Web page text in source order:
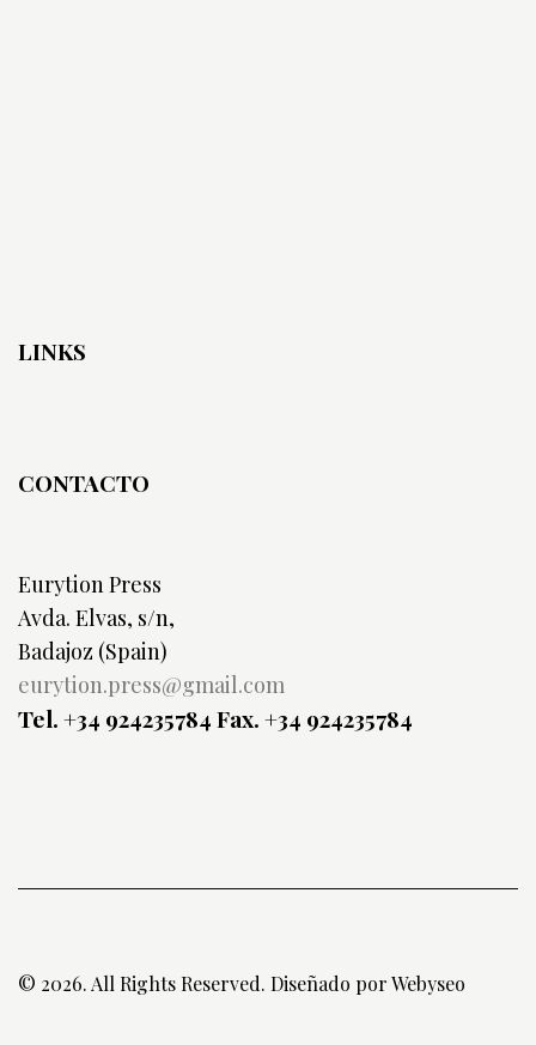
LINKS
CONTACTO
Eurytion Press
Avda. Elvas, s/n,
Badajoz (Spain)
eurytion.press@gmail.com
Tel. +34 924235784Fax. +34 924235784
© 2026. All Rights Reserved. Diseñado porWebyseo